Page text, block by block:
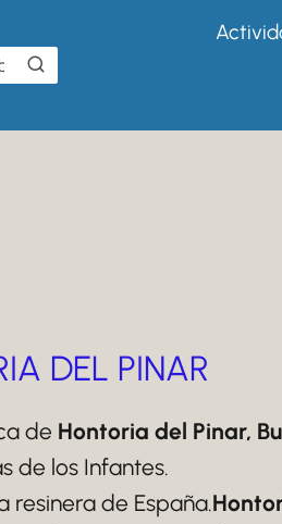
DEL PINAR
de Hontoria del Pinar,
de los Infantes.
resinera de España.